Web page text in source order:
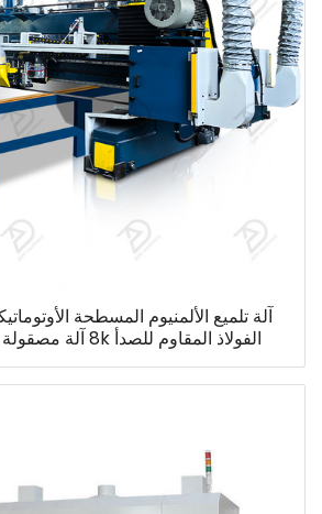
آلة تلميع الألمنيوم المسطحة
الفولاذ المقاوم للصدأ 8k آلة مصقولة بالصفائح المرآة